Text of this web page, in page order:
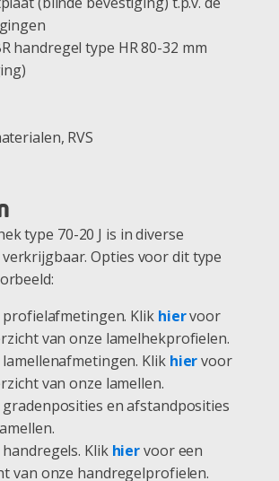
handregel type HR 80-32 mm
RVS
type 70-20 J is in diverse
Opties voor dit type
profielafmetingen. Klik hiervoor
van onze lamelhekprofielen.
lamellenafmetingen. Klik hiervoor
van onze lamellen.
gradenposities en afstandposities
Klik hiervoor een
van onze handregelprofielen.